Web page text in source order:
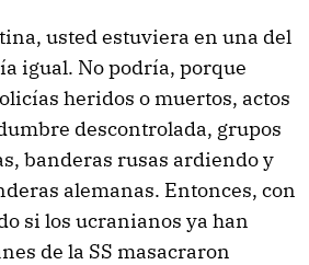
usted estuviera en una del
igual. No podría, porque
heridos o muertos, actos
descontrolada, grupos
banderas rusas ardiendo y
alemanas. Entonces, con
si los ucranianos ya han
de la SS masacraron